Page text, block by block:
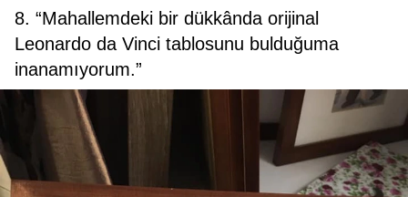
8. “Mahallemdeki bir dükkânda orijinal
Leonardo da Vinci tablosunu bulduğuma
inanamıyorum.”